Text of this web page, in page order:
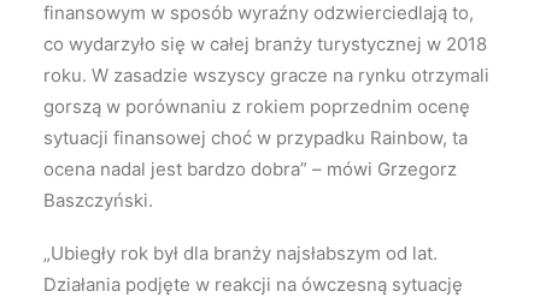
finansowym w sposób wyraźny odzwierciedlają to,
co wydarzyło się w całej branży turystycznej w 2018
roku. W zasadzie wszyscy gracze na rynku otrzymali
gorszą w porównaniu z rokiem poprzednim ocenę
sytuacji finansowej choć w przypadku Rainbow, ta
ocena nadal jest bardzo dobra” – mówi Grzegorz
Baszczyński.
„Ubiegły rok był dla branży najsłabszym od lat.
Działania podjęte w reakcji na ówczesną sytuację